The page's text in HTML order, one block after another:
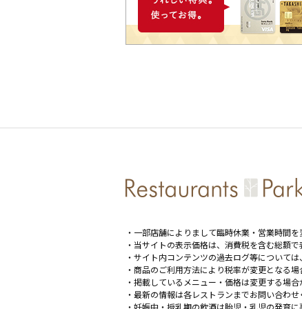
・一部店舗によりまして臨時休業・営業時間を
・当サイトの表示価格は、消費税を含む総額で
・サイト内コンテンツの過去ログ等について
・商品のご利用方法により税率が変更となる場
・掲載しているメニュー・価格は変更する場合
・最新の情報は各レストランまでお問い合わせ
・妊娠中・授乳期の飲酒は胎児・乳児の発育に